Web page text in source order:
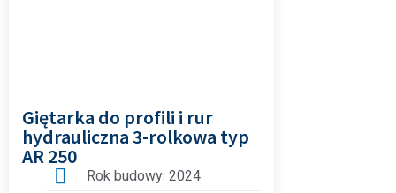
Giętarka do profili i rur
hydrauliczna 3-rolkowa typ
AR 250
Rok budowy: 2024